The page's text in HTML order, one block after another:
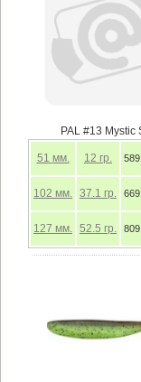
PAL #13 Mystic
51 мм. 12 гр. 589
102 мм. 37.1 гр. 669
127 мм. 52.5 гр. 809